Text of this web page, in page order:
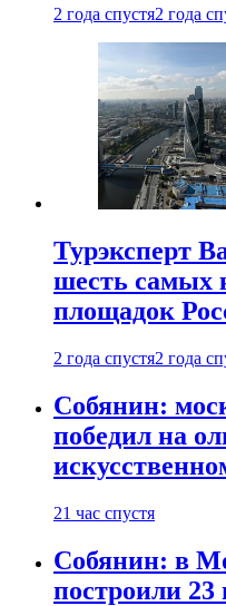
2 года спустя2 года
Турэксперт
шесть самых
площадок
2 года спустя2 года
Собянин:
победил на
21 час спустя
Собянин: в
построили